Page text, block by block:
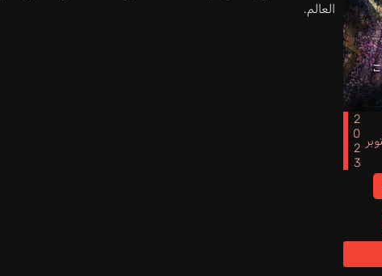
2023
العالم.